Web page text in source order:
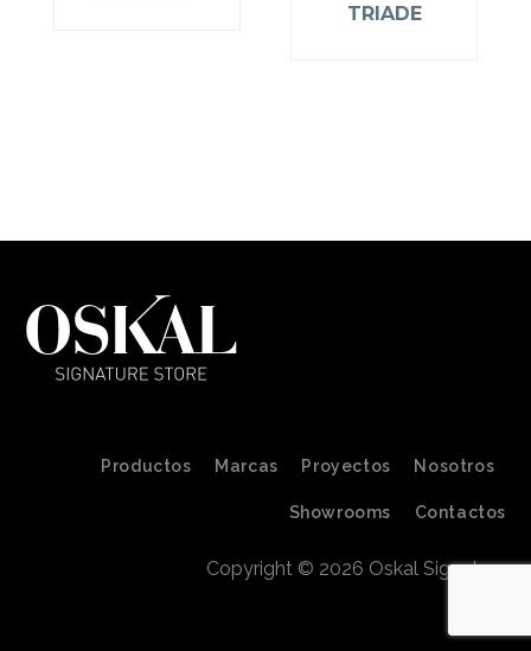
TRIADE
Productos Marcas Proyectos Nosotros
Showrooms Contactos
Copyright © 2026 Oskal Signature